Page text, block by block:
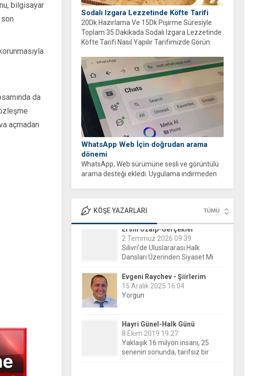
Sodalı Izgara Lezzetinde Köfte Tarifi
20Dk Hazırlama Ve 15Dk Pişirme Süresiyle
Toplam 35 Dakikada Sodalı Izgara Lezzetinde
Köfte Tarifi Nasıl Yapılır Tarifimizde Görün.
WhatsApp Web İçin doğrudan arama
dönemi
WhatsApp, Web sürümüne sesli ve görüntülü
arama desteği ekledi. Uygulama indirmeden
KÖŞE YAZARLARI TÜMÜ
Evgeni Raychev - Şiirlerim
15 Aralık 2025 16:04
Yorgun
Hayri Günel-Halk Günü
8 Ekim 2019 19:27
belirsizliğin ortasına bıraktılar!
Nesrin Özalp-Ayna
24 Haziran 2026 00:04
Festivaller Yapılmazsa Kim
bilgisayar
da
açmadan